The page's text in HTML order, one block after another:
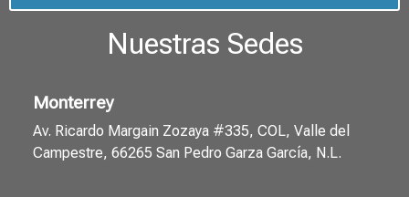
Nuestras Sedes
Monterrey
Av. Ricardo Margain Zozaya #335, COL, Valle del
Campestre, 66265 San Pedro Garza García, N.L.